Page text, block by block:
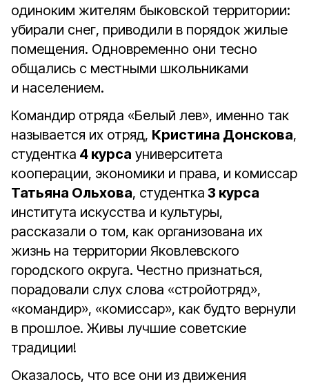
одиноким жителям быковской территории:
убирали снег, приводили в порядок жилые
помещения. Одновременно они тесно
общались с местными школьниками
и населением.
Командир отряда «Белый лев», именно так
называется их отряд, Кристина Донскова,
студентка 4 курса университета
кооперации, экономики и права, и комиссар
Татьяна Ольхова, студентка 3 курса
института искусства и культуры,
рассказали о том, как организована их
жизнь на территории Яковлевского
городского округа. Честно признаться,
порадовали слух слова «стройотряд»,
«командир», «комиссар», как будто вернули
в прошлое. Живы лучшие советские
традиции!
Оказалось, что все они из движения